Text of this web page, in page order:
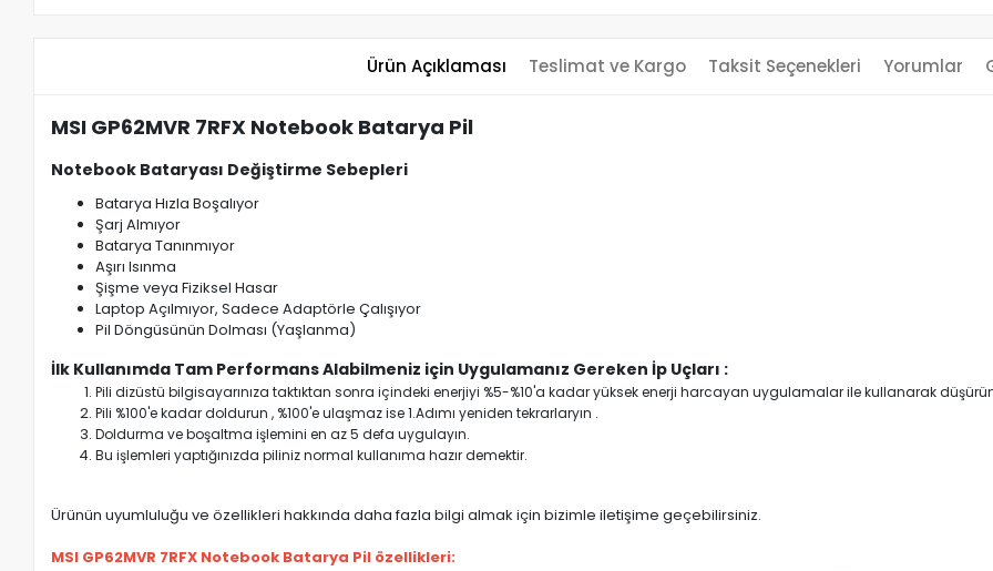
Ürün Açıklaması Teslimat ve Kargo Taksit Seçenekleri Yorumlar
MSI GP62MVR 7RFX Notebook Batarya Pil
Notebook Bataryası Değiştirme Sebepleri
Batarya Hızla Boşalıyor
Şarj Almıyor
Batarya Tanınmıyor
Aşırı Isınma
Şişme veya Fiziksel Hasar
Laptop Açılmıyor, Sadece Adaptörle Çalışıyor
Pil Döngüsünün Dolması (Yaşlanma)
İlk Kullanımda Tam Performans Alabilmeniz için Uygulamanız Gereken İp Uçları :
Pili dizüstü bilgisayarınıza taktıktan sonra içindeki enerjiyi %5-%10'a kadar yüksek enerji harcayan uygulamalar ile kullanarak
Pili %100'e kadar doldurun , %100'e ulaşmaz ise 1.Adımı yeniden tekrarlaryın .
Doldurma ve boşaltma işlemini en az 5 defa uygulayın.
Bu işlemleri yaptığınızda piliniz normal kullanıma hazır demektir.
Ürünün uyumluluğu ve özellikleri hakkında daha fazla bilgi almak için bizimle iletişime geçebilirsiniz.
MSI GP62MVR 7RFX Notebook Batarya Pil özellikleri: